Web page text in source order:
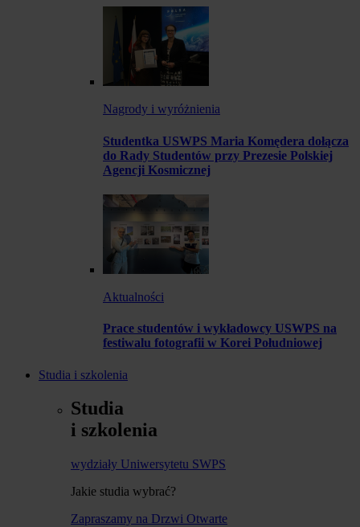
Nagrody i wyróżnienia
Studentka USWPS Maria Komędera dołącza
do Rady Studentów przy Prezesie Polskiej
Agencji Kosmicznej
Aktualności
Prace studentów i wykładowcy USWPS na
festiwalu fotografii w Korei Południowej
Studia i szkolenia
Studia
i szkolenia
wydziały Uniwersytetu SWPS
Jakie studia wybrać?
Zapraszamy na Drzwi Otwarte